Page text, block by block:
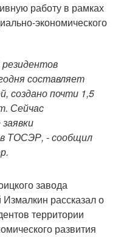
работу в рамках
экономического
составляет
создано почти 1,5
Сейчас
ТОСЭР, - сообщил
завода
рассказал о
территории
развития